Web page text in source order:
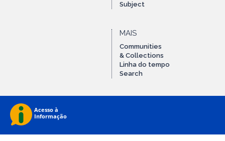
Subject
MAIS
Communities
& Collections
Linha do tempo
Search